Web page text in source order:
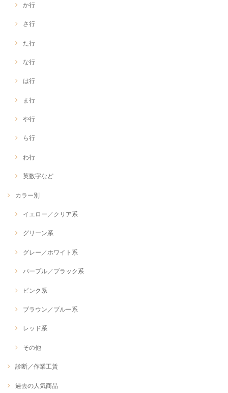
か行
さ行
た行
な行
は行
ま行
や行
ら行
わ行
英数字など
カラー別
イエロー／クリア系
グリーン系
グレー／ホワイト系
パープル／ブラック系
ピンク系
ブラウン／ブルー系
レッド系
その他
診断／作業工賃
過去の人気商品